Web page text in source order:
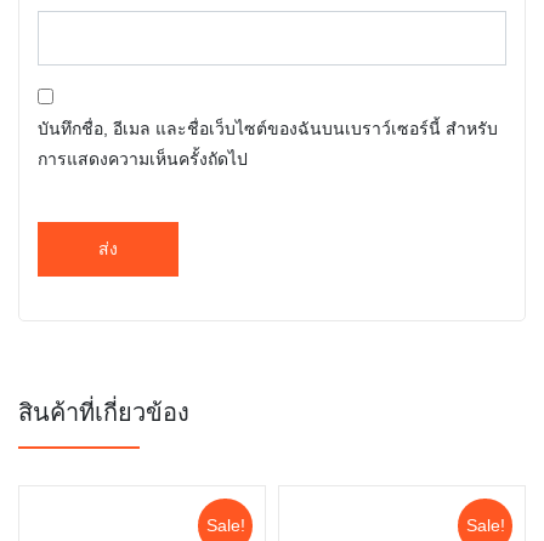
บันทึกชื่อ, อีเมล และชื่อเว็บไซต์ของฉันบนเบราว์เซอร์นี้ สำหรับ
การแสดงความเห็นครั้งถัดไป
สินค้าที่เกี่ยวข้อง
Sale! Sale!